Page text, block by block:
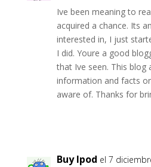
Ive been meaning to
acquired a chance. Its
interested in, I just
I did. Youre a good
that Ive seen. This blog
information and facts
aware of. Thanks for
Buy Ipod el 7